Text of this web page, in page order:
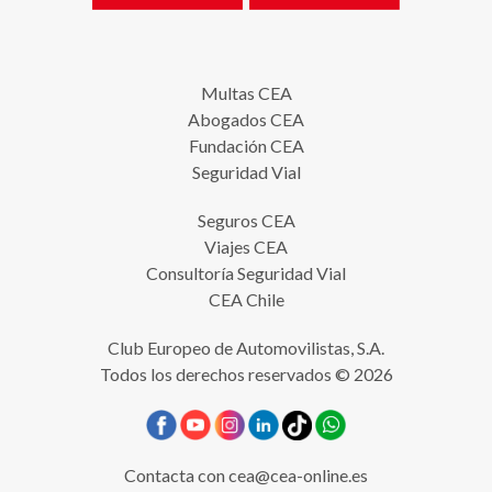
Multas CEA
Abogados CEA
Fundación CEA
Seguridad Vial
Seguros CEA
Viajes CEA
Consultoría Seguridad Vial
CEA Chile
Club Europeo de Automovilistas, S.A.
Todos los derechos reservados © 2026
Contacta concea@cea-online.es